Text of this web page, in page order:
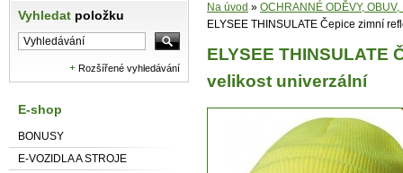
Vyhledat položku
Rozšířené vyhledávání
E-shop
BONUSY
E-VOZIDLA A STROJE
Na úvod » OCHRANNÉ ODĚVY,
ELYSEE THINSULATE Čepice zimní
ELYSEE THINSULATE
velikost univerzální